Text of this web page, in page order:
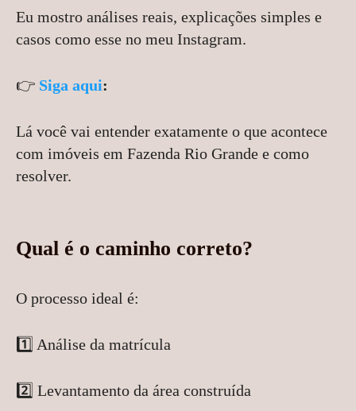
Eu mostro análises reais, explicações simples e
casos como esse no meu Instagram.
👉 Siga aqui:
Lá você vai entender exatamente o que acontece
com imóveis em Fazenda Rio Grande e como
resolver.
Qual é o caminho correto?
O processo ideal é:
1️⃣ Análise da matrícula
2️⃣ Levantamento da área construída